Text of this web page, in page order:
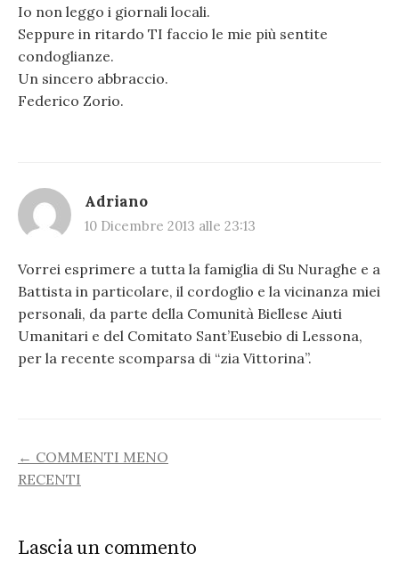
Io non leggo i giornali locali.
Seppure in ritardo TI faccio le mie più sentite
condoglianze.
Un sincero abbraccio.
Federico Zorio.
Adriano
10 Dicembre 2013 alle 23:13
Vorrei esprimere a tutta la famiglia di Su Nuraghe e a
Battista in particolare, il cordoglio e la vicinanza miei
personali, da parte della Comunità Biellese Aiuti
Umanitari e del Comitato Sant’Eusebio di Lessona,
per la recente scomparsa di “zia Vittorina”.
COMMENT
NAVIGATION
← COMMENTI MENO
RECENTI
Lascia un commento